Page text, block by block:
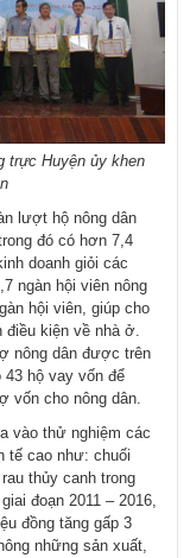
trực Huyện ủy khen
lượt hộ nông dân
đó có hơn 7,4
doanh giỏi các
ngàn hội viên nông
hội viên, giúp cho
điều kiện về nhà ở.
nông dân được trên
43 hộ vay vốn để
vốn cho nông dân.
vào thử nghiệm các
tế cao như: chuối
thủy canh trong
đoạn 2011 – 2016,
đồng tăng gấp 3
những sản xuất,